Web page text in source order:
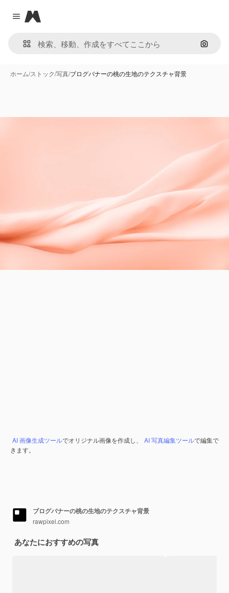
Close menu
Magnific
画像で
ホーム/ストック/写真/ブログバナーの桃の生地のテクスチャ背景
AI 画像生成ツールでオリジナル画像を作成し、 AI 写真編集ツールで編集で
きます。
ブログバナーの桃の生地のテクスチャ背景
rawpixel.com
あなたにおすすめの写真